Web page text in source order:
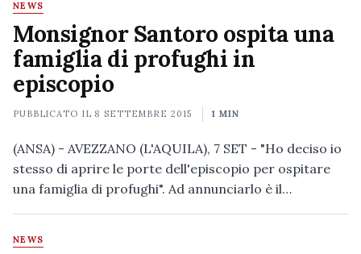
NEWS
Monsignor Santoro ospita una
famiglia di profughi in
episcopio
PUBBLICATO IL 8 SETTEMBRE 2015 1 MIN
(ANSA) - AVEZZANO (L'AQUILA), 7 SET - "Ho deciso io
stesso di aprire le porte dell'episcopio per ospitare
una famiglia di profughi". Ad annunciarlo è il…
NEWS